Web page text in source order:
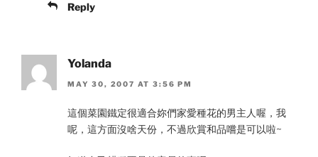
Reply
Yolanda
MAY 30, 2007 AT 3:56 PM
這個菜園鐵定很適合妳們家愛種花的男主人喔，我
呢，這方面沒啥天份，不過欣賞和品嚐是可以啦~